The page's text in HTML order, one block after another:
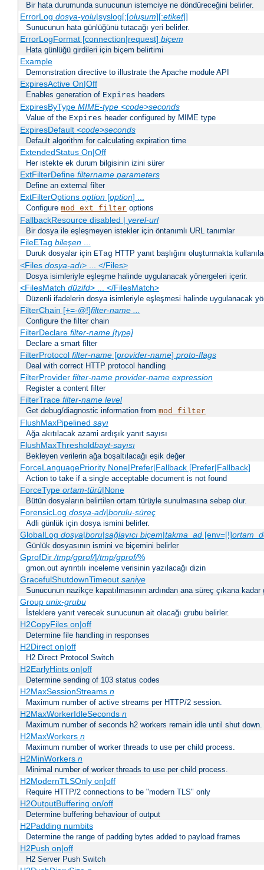
Bir hata durumunda sunucunun istemciye ne döndüreceğini belirler.
ErrorLog dosya-yolu|syslog[:[oluşum][:etiket]]
Sunucunun hata günlüğünü tutacağı yeri belirler.
ErrorLogFormat [connection|request] biçem
Hata günlüğü girdileri için biçem belirtimi
Example
Demonstration directive to illustrate the Apache module API
ExpiresActive On|Off
Enables generation of Expires headers
ExpiresByType MIME-type <code>seconds
Value of the Expires header configured by MIME type
ExpiresDefault <code>seconds
Default algorithm for calculating expiration time
ExtendedStatus On|Off
Her istekte ek durum bilgisinin izini sürer
ExtFilterDefine filtername parameters
Define an external filter
ExtFilterOptions option[option] ...
Configure mod_ext_filter options
FallbackResource disabled | yerel-url
Bir dosya ile eşleşmeyen istekler için öntanımlı URL tanımlar
FileETag bileşen...
Duruk dosyalar için ETag HTTP yanıt başlığını oluşturmakta
<Files dosya-adı> ... </Files>
Dosya isimleriyle eşleşme halinde uygulanacak yönergeleri içerir.
<FilesMatch düzifd> ... </FilesMatch>
Düzenli ifadelerin dosya isimleriyle eşleşmesi halinde uygulanacak
FilterChain [+=-@!]filter-name ...
Configure the filter chain
FilterDeclare filter-name [type]
Declare a smart filter
FilterProtocol filter-name[provider-name] proto-flags
Deal with correct HTTP protocol handling
FilterProvider filter-name provider-name expression
Register a content filter
FilterTrace filter-name level
Get debug/diagnostic information from mod_filter
FlushMaxPipelined sayı
Ağa akıtılacak azami ardışık yanıt sayısı
FlushMaxThresholdbayt-sayısı
Bekleyen verilerin ağa boşaltılacağı eşik değer
ForceLanguagePriority None|Prefer|Fallback [Prefer|Fallback]
Action to take if a single acceptable document is not found
ForceType ortam-türü|None
Bütün dosyaların belirtilen ortam türüyle sunulmasına sebep olur.
ForensicLog dosya-adı|borulu-süreç
Adli günlük için dosya ismini belirler.
GlobalLog dosya|boru|sağlayıcı biçem|takma_ad[env=[!]
Günlük dosyasının ismini ve biçemini belirler
GprofDir/tmp/gprof/|/tmp/gprof/%
gmon.out ayrıntılı inceleme verisinin yazılacağı dizin
GracefulShutdownTimeout saniye
Sunucunun nazikçe kapatılmasının ardından ana süreç çıkana
Group unix-grubu
İsteklere yanıt verecek sunucunun ait olacağı grubu belirler.
H2CopyFiles on|off
Determine file handling in responses
H2Direct on|off
H2 Direct Protocol Switch
H2EarlyHints on|off
Determine sending of 103 status codes
H2MaxSessionStreams n
Maximum number of active streams per HTTP/2 session.
H2MaxWorkerIdleSeconds n
Maximum number of seconds h2 workers remain idle until shut down.
H2MaxWorkers n
Maximum number of worker threads to use per child process.
H2MinWorkers n
Minimal number of worker threads to use per child process.
H2ModernTLSOnly on|off
Require HTTP/2 connections to be "modern TLS" only
H2OutputBuffering on/off
Determine buffering behaviour of output
H2Padding numbits
Determine the range of padding bytes added to payload frames
H2Push on|off
H2 Server Push Switch